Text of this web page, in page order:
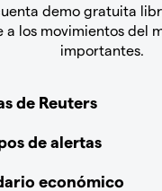
demo gratuita
a los movimientos del
importantes.
de Reuters
de alertas
económico